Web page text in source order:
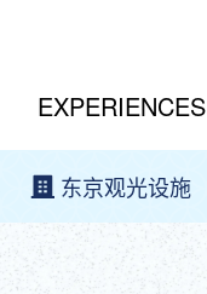
EXPERIENCES
东京观光设施